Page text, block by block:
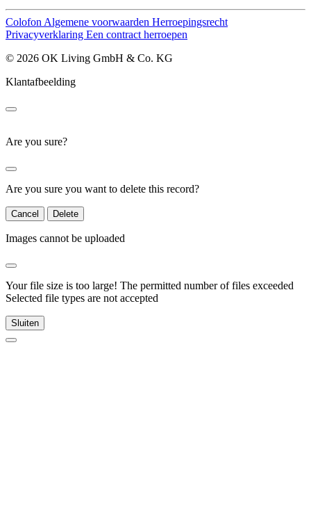
Colofon Algemene voorwaarden Herroepingsrecht
Privacyverklaring Een contract herroepen
© 2026 OK Living GmbH & Co. KG
Klantafbeelding
Are you sure?
Are you sure you want to delete this record?
Cancel Delete
Images cannot be uploaded
Your file size is too large! The permitted number of files exceeded
Selected file types are not accepted
Sluiten